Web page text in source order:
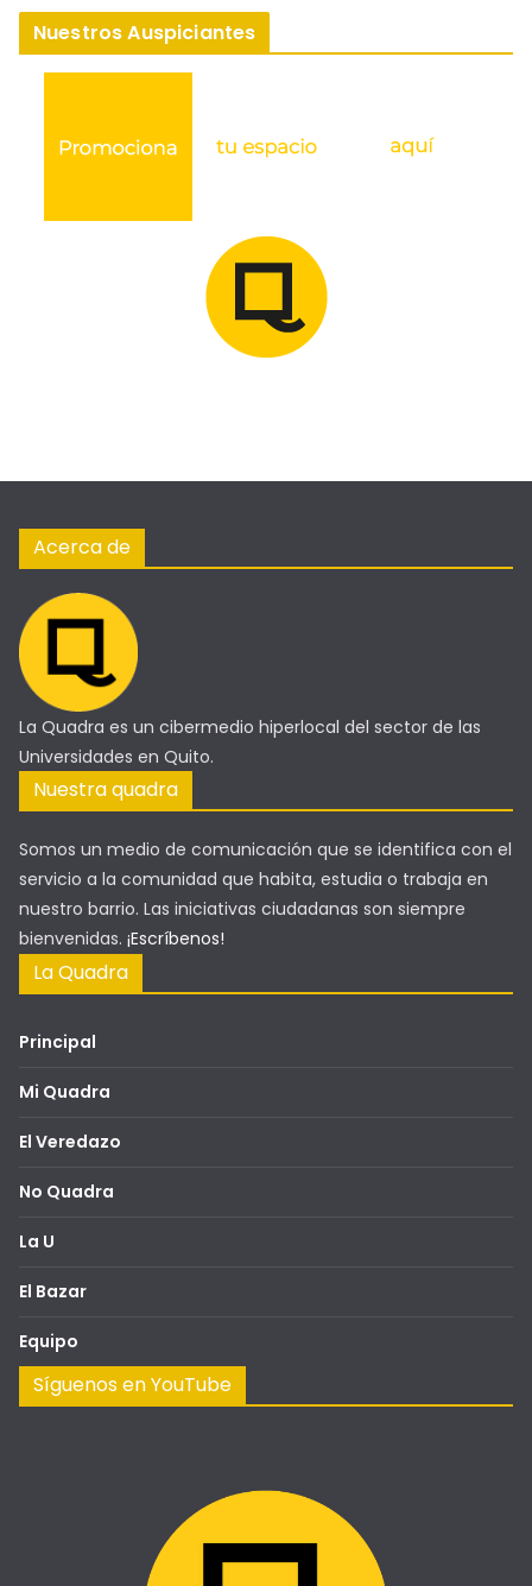
Nuestros Auspiciantes
Acerca de
La Quadra es un cibermedio hiperlocal del sector de las
Universidades en Quito.
Nuestra quadra
Somos un medio de comunicación que se identifica con el
servicio a la comunidad que habita, estudia o trabaja en
nuestro barrio. Las iniciativas ciudadanas son siempre
bienvenidas. ¡Escríbenos!
La Quadra
Principal
Mi Quadra
El Veredazo
No Quadra
La U
El Bazar
Equipo
Síguenos en YouTube